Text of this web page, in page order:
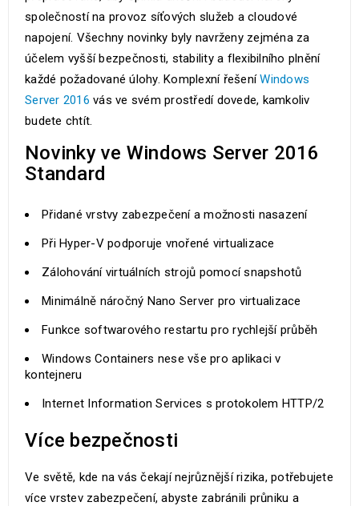
společností na provoz síťových služeb a cloudové
napojení. Všechny novinky byly navrženy zejména za
účelem vyšší bezpečnosti, stability a flexibilního plnění
každé požadované úlohy. Komplexní řešeníWindows
Server 2016 vás ve svém prostředí dovede, kamkoliv
budete chtít.
Novinky ve Windows Server 2016
Standard
Přidané vrstvy zabezpečení a možnosti nasazení
Při Hyper-V podporuje vnořené virtualizace
Zálohování virtuálních strojů pomocí snapshotů
Minimálně náročný Nano Server pro virtualizace
Funkce softwarového restartu pro rychlejší průběh
Windows Containers nese vše pro aplikaci v
kontejneru
Internet Information Services s protokolem HTTP/2
Více bezpečnosti
Ve světě, kde na vás čekají nejrůznější rizika, potřebujete
více vrstev zabezpečení, abyste zabránili průniku a